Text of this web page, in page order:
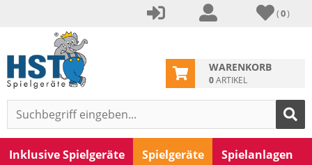
(0)
WARENKORB
0ARTIKEL
Inklusive Spielgeräte Spielgeräte Spielanlagen